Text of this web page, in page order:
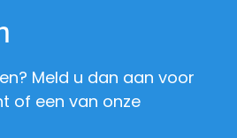
Meld u dan aan voor
of een van onze